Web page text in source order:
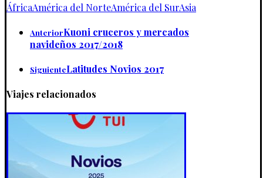
ÁfricaAmérica del NorteAmérica del SurAsia
AnteriorKuoni cruceros y mercados
navideños 2017/2018
SiguienteLatitudes Novios 2017
Viajes relacionados